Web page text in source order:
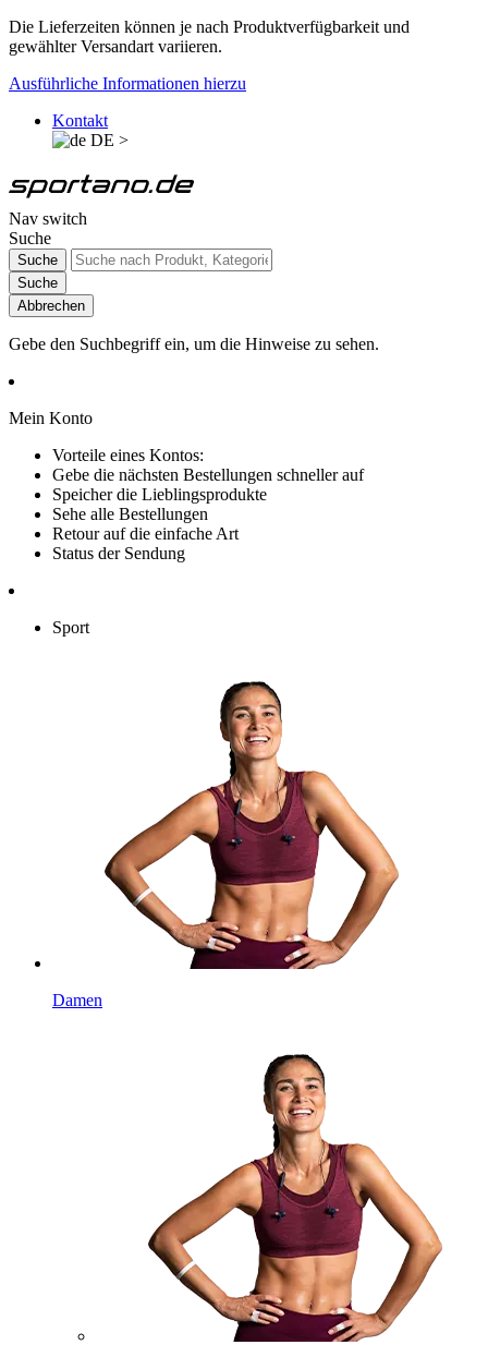
Die Lieferzeiten können je nach Produktverfügbarkeit und
gewählter Versandart variieren.
Ausführliche Informationen hierzu
Kontakt
DE >
Nav switch
Suche
Suche
Suche
Abbrechen
Gebe den Suchbegriff ein, um die Hinweise zu sehen.
Mein Konto
Vorteile eines Kontos:
Gebe die nächsten Bestellungen schneller auf
Speicher die Lieblingsprodukte
Sehe alle Bestellungen
Retour auf die einfache Art
Status der Sendung
Sport
Damen